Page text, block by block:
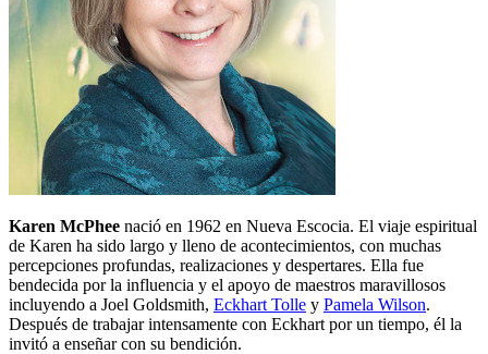
Karen McPhee nació en 1962 en Nueva Escocia. El viaje espiritual
de Karen ha sido largo y lleno de acontecimientos, con muchas
percepciones profundas, realizaciones y despertares. Ella fue
bendecida por la influencia y el apoyo de maestros maravillosos
incluyendo a Joel Goldsmith, Eckhart Tolle y Pamela Wilson.
Después de trabajar intensamente con Eckhart por un tiempo, él la
invitó a enseñar con su bendición.